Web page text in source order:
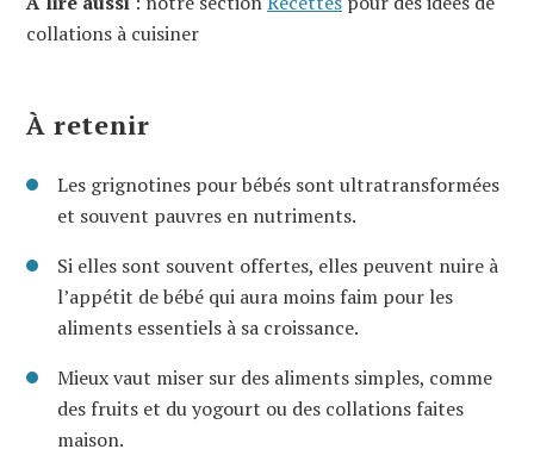
collations à cuisiner
À retenir
Les grignotines pour bébés sont ultratransformées
et souvent pauvres en nutriments.
Si elles sont souvent offertes, elles peuvent nuire à
l’appétit de bébé qui aura moins faim pour les
aliments essentiels à sa croissance.
Mieux vaut miser sur des aliments simples, comme
des fruits et du yogourt ou des collations faites
maison.